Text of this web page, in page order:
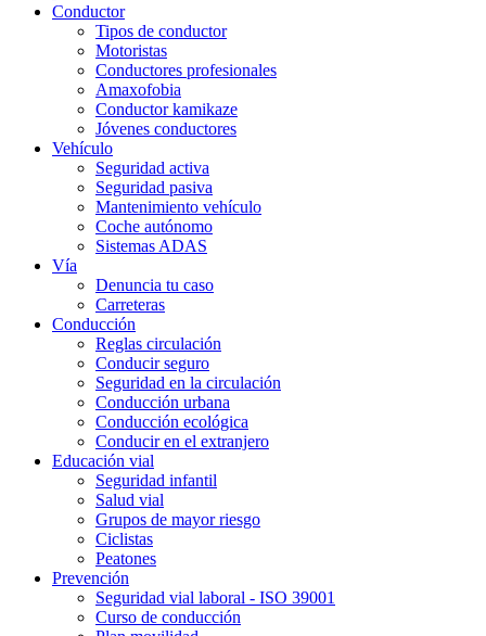
Conductor
Tipos de conductor
Motoristas
Conductores profesionales
Amaxofobia
Conductor kamikaze
Jóvenes conductores
Vehículo
Seguridad activa
Seguridad pasiva
Mantenimiento vehículo
Coche autónomo
Sistemas ADAS
Vía
Denuncia tu caso
Carreteras
Conducción
Reglas circulación
Conducir seguro
Seguridad en la circulación
Conducción urbana
Conducción ecológica
Conducir en el extranjero
Educación vial
Seguridad infantil
Salud vial
Grupos de mayor riesgo
Ciclistas
Peatones
Prevención
Seguridad vial laboral - ISO 39001
Curso de conducción